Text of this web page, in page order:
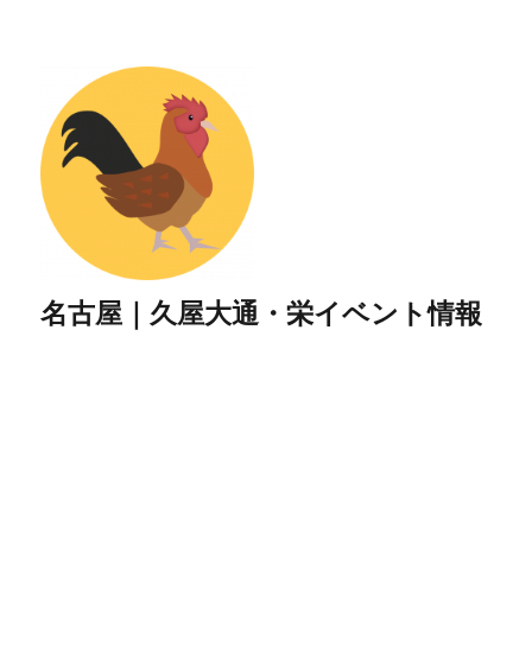
名古屋｜久屋大通・栄イベント情報